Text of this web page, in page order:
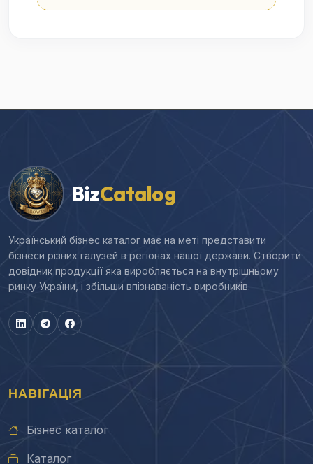
BizCatalog
Український бізнес каталог має на меті представити
бізнеси різних галузей в регіонах нашої держави. Створити
довідник продукції яка виробляється на внутрішньому
ринку України, і збільши впізнаваність виробників.
НАВІГАЦІЯ
Бізнес каталог
Каталог